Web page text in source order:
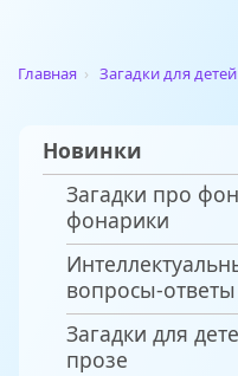
Главная › Загадки для детей
Новинки
Загадки про
фонарики
вопросы-ответы
Загадки для
прозе